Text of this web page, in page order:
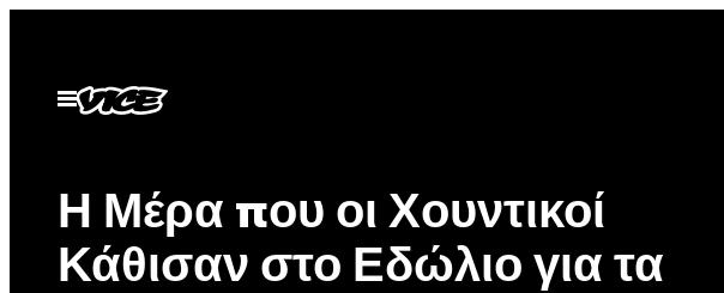
περιεχόμενο
Ανοίξτε
το
Η Μέρα που οι Χουντικοί
Κάθισαν στο Εδώλιο για τα